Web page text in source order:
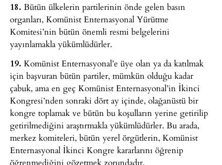
18. Bütün ülkelerin partilerinin önde gelen basın
organları, Komünist Enternasyonal Yürütme
Komitesi’nin bütün önemli resmi belgelerini
yayınlamakla yükümlüdürler.
19. Komünist Enternasyonal’e üye olan ya da katılmak
için başvuran bütün partiler, mümkün olduğu kadar
çabuk, ama en geç Komünist Enternasyonal’in İkinci
Kongresi’nden sonraki dört ay içinde, olağanüstü bir
kongre toplamak ve bütün bu koşulların yerine getirilip
getirilmediğini araştırmakla yükümlüdürler. Bu arada,
merkez komiteleri, bütün yerel örgütlerin, Komünist
Enternasyonal İkinci Kongre kararlarını öğrenip
öğrenmediğini gözetmek zorundadır.